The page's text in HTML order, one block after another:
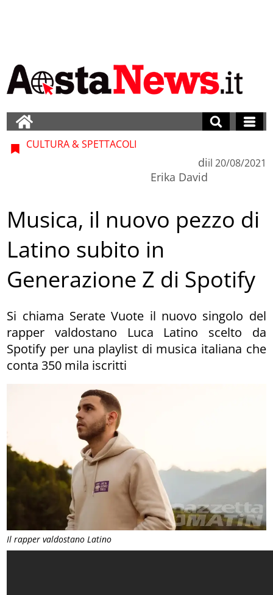
Il rapper valdostano Latino
CULTURA & SPETTACOLI
di
Erika David
il 20/08/2021
Musica, il nuovo pezzo di
Latino subito in
Generazione Z di Spotify
Si chiama Serate Vuote il nuovo singolo del
rapper valdostano Luca Latino scelto da
Spotify per una playlist di musica italiana che
conta 350 mila iscritti